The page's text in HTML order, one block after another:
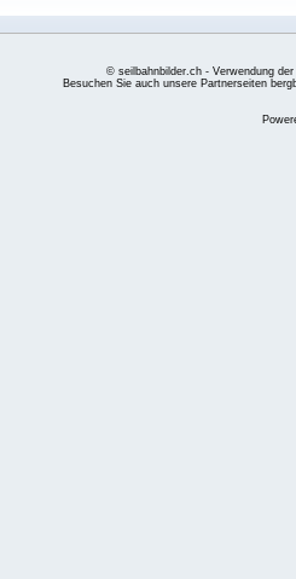
© seilbahnbilder.ch - Verwendung
Besuchen Sie auch unsere Partnerseiten